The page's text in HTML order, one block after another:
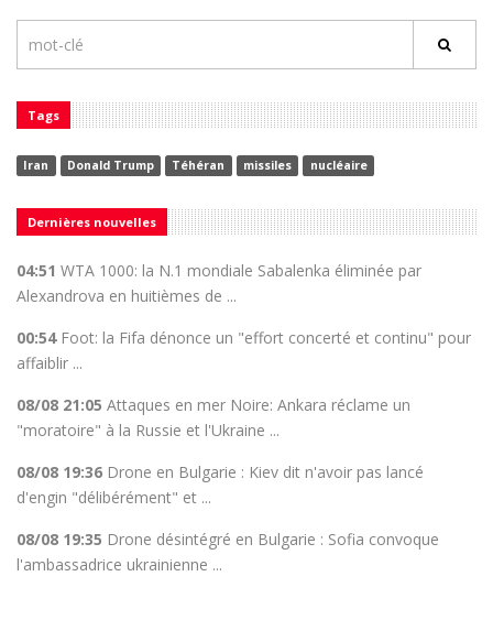
Tags
Iran Donald Trump Téhéran missiles nucléaire
Dernières nouvelles
04:51 WTA 1000: la N.1 mondiale Sabalenka éliminée par
Alexandrova en huitièmes de ...
00:54 Foot: la Fifa dénonce un "effort concerté et continu" pour
affaiblir ...
08/08 21:05 Attaques en mer Noire: Ankara réclame un
"moratoire" à la Russie et l'Ukraine ...
08/08 19:36 Drone en Bulgarie : Kiev dit n'avoir pas lancé
d'engin "délibérément" et ...
08/08 19:35 Drone désintégré en Bulgarie : Sofia convoque
l'ambassadrice ukrainienne ...